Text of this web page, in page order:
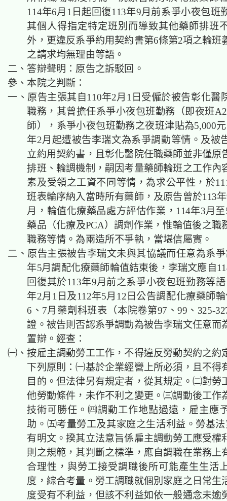
114年6月1日起回復113年9月前系爭小夜包班
其個人得指定特定班別而導致其他藥師排班
外，更違反系爭約用契約書第6條第2項之輪班
之請求均無理由等語。
二、答辯聲明：原告之訴駁回。
參、本院之判斷：
一、原告主張其自110年2月1日受僱於被告彰化醫
職務，其曾擔任系爭小夜包班勤務（即夜班
師），系爭小夜包班勤務之夜班津貼為5,000
年2月起遭被告李瑞文為系爭調動等情。及被
立約用契約書，且彰化醫院任職藥師並非僅原
排班、輪調機制，嗣因考量藥師輪班之工作內
素及受領之工資不同等情，為求公平性，於
班表輪序納入當時所有藥師，及原告曾於113
月，輪值化療藥品處方評估作業，114年3月
藥品（化療及PCA）調劑作業，惟輪值後之職
職務等情。為兩造所不爭執，當堪信屬實。
二、原告主張被告李瑞文未與其協議而任意為系
年5月調配化療藥師輪值結束後， 李瑞文應自
回復其於113年9月前之系爭小夜包班勤務等
年2月1日及112年5月12日公告調配化療藥師
6、7月藥劑科班表（本院卷第97、99、325-
證。被告則否認系爭調動為被告李瑞文任意而
置辯。經查：
㈠、按雇主調動勞工工作，不得違反勞動契約之約
下列原則：㈠基於企業經營上所必須，且不得
目的。但法律另有規定者，從其規定。㈡對勞
他勞動條件，未作不利之變更。㈢調動後工作
技術可勝任。㈣調動工作地點過遠，雇主應
助。㈤考量勞工及其家庭之生活利益。勞基
有明文。揆其立法意旨係雇主調動勞工應受權
則之規範，其判斷之標準，應自調職在業務上
合理性，與勞工接受調職後所可能產生生活
度，綜合考量。勞工調職就個別家庭之日常生
度受有不利益，但該不利益如依一般通念未逾